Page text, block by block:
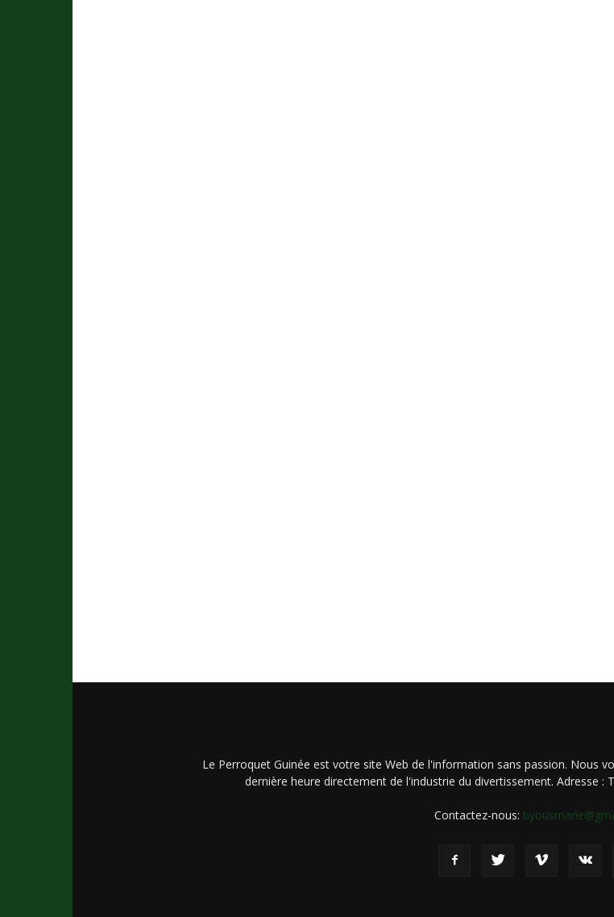
Le Perroquet Guinée est votre site Web de l'information sans passion. Nous
dernière heure directement de l'industrie du divertissement. Adresse :
Contactez-nous: